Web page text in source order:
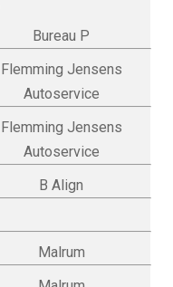
Bureau P
Flemming Jensens
Autoservice
Flemming Jensens
Autoservice
B Align
Malrum